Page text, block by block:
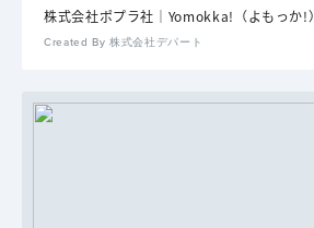
株式会社ポプラ社｜Yomokka!（よもっか!）
Created By 株式会社デパート